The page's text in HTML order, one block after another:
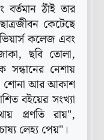
বর্তমান ঠাঁই তার
কেটেছে
কলেজ এবং
ছবি তোলা,
নেশায়
শোনা আর আকাশ
বইয়ের সংখ্যা
প্রণতি রায়",
লেহ্য পেয়"।